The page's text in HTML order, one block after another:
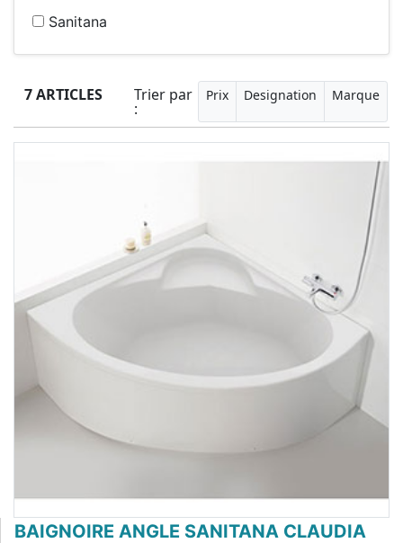
Sanitana
7 ARTICLES Trier par
:
Prix Designation Marque
BAIGNOIRE ANGLE SANITANA CLAUDIA